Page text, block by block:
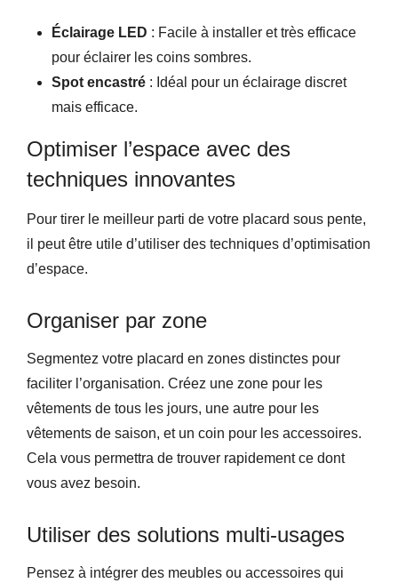
Éclairage LED : Facile à installer et très efficace
pour éclairer les coins sombres.
Spot encastré : Idéal pour un éclairage discret
mais efficace.
Optimiser l’espace avec des
techniques innovantes
Pour tirer le meilleur parti de votre placard sous pente,
il peut être utile d’utiliser des techniques d’optimisation
d’espace.
Organiser par zone
Segmentez votre placard en zones distinctes pour
faciliter l’organisation. Créez une zone pour les
vêtements de tous les jours, une autre pour les
vêtements de saison, et un coin pour les accessoires.
Cela vous permettra de trouver rapidement ce dont
vous avez besoin.
Utiliser des solutions multi-usages
Pensez à intégrer des meubles ou accessoires qui